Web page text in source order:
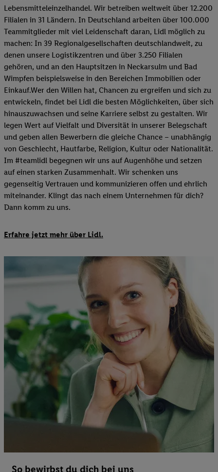
Lebensmitteleinzelhandel. Wir betreiben weltweit über 12.200
Filialen in 31 Ländern. In Deutschland arbeiten über 100.000
Teammitglieder mit viel Leidenschaft daran, Lidl möglich zu
machen: In 39 Regionalgesellschaften deutschlandweit, zu
denen unsere Logistikzentren und über 3.250 Filialen
gehören, und an den Hauptsitzen in Neckarsulm und Bad
Wimpfen beispielsweise in den Bereichen Immobilien oder
Einkauf.Wer den Willen hat, Chancen zu ergreifen und sich zu
entwickeln, findet bei Lidl die besten Möglichkeiten, über sich
hinauszuwachsen und seine Karriere selbst zu gestalten. Wir
legen Wert auf Vielfalt und Diversität in unserer Belegschaft
und geben allen Bewerbern die gleiche Chance – unabhängig
von Geschlecht, Hautfarbe, Religion, Kultur oder Nationalität.
Im #teamlidl begegnen wir uns auf Augenhöhe und setzen
auf einen starken Zusammenhalt. Wir schenken uns
gegenseitig Vertrauen und kommunizieren offen und ehrlich
miteinander. Klingt das nach einem Unternehmen für dich?
Dann komm zu uns.​
Erfahre jetzt mehr über Lidl.
So bewirbst du dich bei uns